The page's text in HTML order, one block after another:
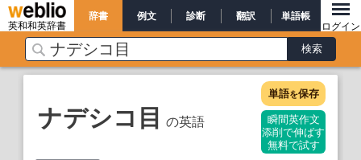
英和和英辞書
辞書 例文 診断 翻訳 単語帳
ログイン
ナデシコ目 の英語
単語を保存
瞬間英作文
添削で伸ばす
無料で試す